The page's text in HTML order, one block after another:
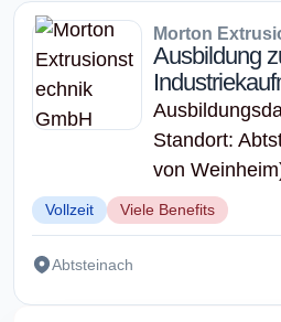
Morton
Ausbildung
Standort:
von
Vollzeit Viele Benefits
Abtsteinach